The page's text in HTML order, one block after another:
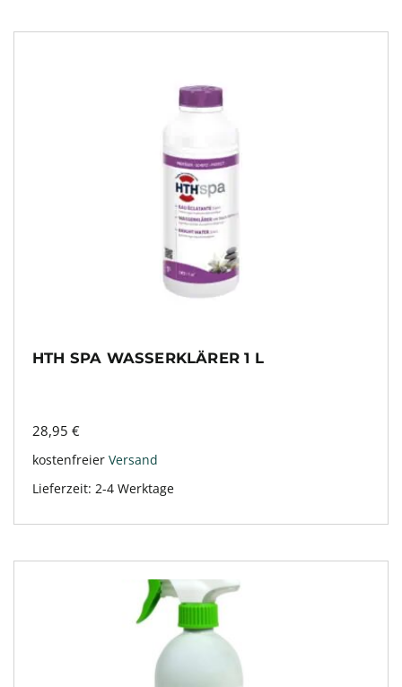
HTH SPA WASSERKLÄRER 1 L
28,95 €
kostenfreier Versand
Lieferzeit: 2-4 Werktage